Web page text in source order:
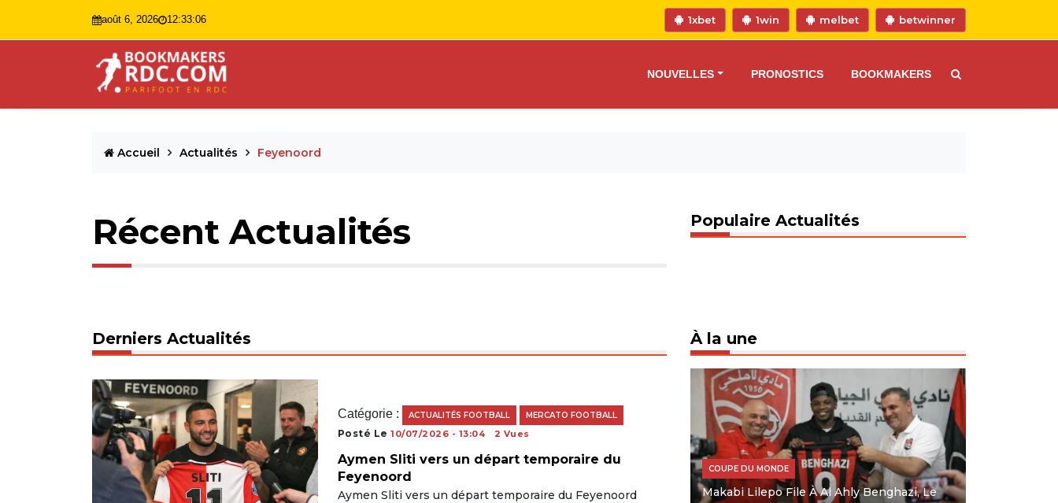
août 6, 2026 12:33:07 1xbet 1win melbet betwinner
NOUVELLES PRONOSTICS BOOKMAKERS
Accueil Actualités Feyenoord
Récent Actualités Populaire Actualités
Derniers Actualités
Catégorie : ACTUALITÉS FOOTBALL MERCATO FOOTBALL
Posté Le10/07/2026 - 13:04 2 Vues
Aymen Sliti vers un départ temporaire du
Feyenoord
Aymen Sliti vers un départ temporaire du Feyenoord
À la une
COUPE DU MONDE
Makabi Lilepo File À Al Ahly Benghazi, Le